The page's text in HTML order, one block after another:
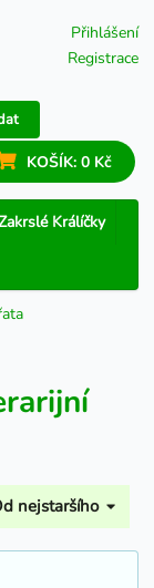
Přihlášení
Registrace
KOŠÍK: 0 Kč
Králíčky
nejstaršího